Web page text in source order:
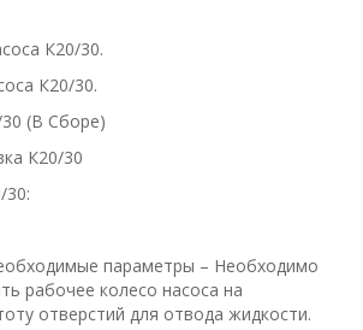
К20/30.
К20/30.
(В Сборе)
К20/30
30:
параметры – Необходимо
рабочее колесо насоса на
отверстий для отвода жидкости.